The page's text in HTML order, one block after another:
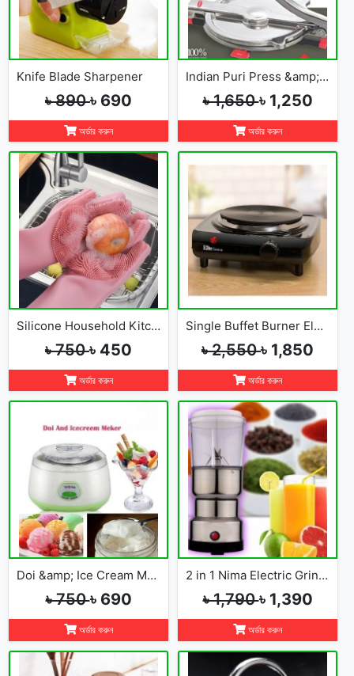
Knife Blade Sharpener
৳ 890৳ 690
অর্ডার করুন
Indian Puri Press &amp; Ruti Maker
৳ 1,650৳ 1,250
অর্ডার করুন
Silicone Household Kitchen Washing Glove(2pcs)
৳ 750৳ 450
অর্ডার করুন
Single Buffet Burner Electric Hot Plate
৳ 2,550৳ 1,850
অর্ডার করুন
Doi &amp; Ice Cream Maker
৳ 750৳ 690
অর্ডার করুন
2 in 1 Nima Electric Grinder &amp; Blender
৳ 1,790৳ 1,390
অর্ডার করুন